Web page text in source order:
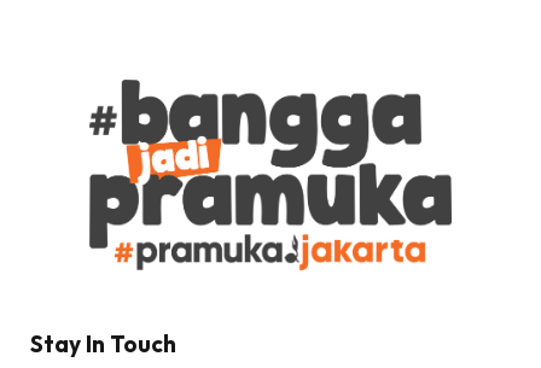
Stay In Touch